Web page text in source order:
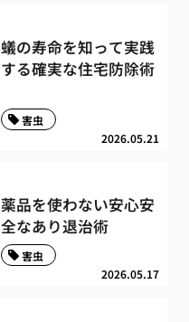
蟻の寿命を知って実践
する確実な住宅防除術
2026.05.21
害虫
薬品を使わない安心安
全なあり退治術
2026.05.17
害虫